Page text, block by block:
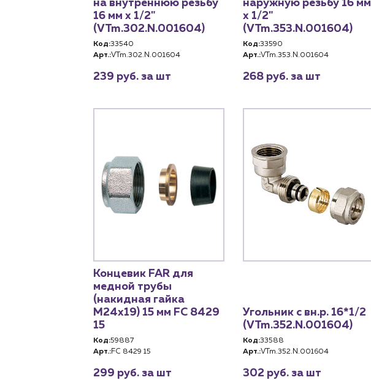
на внутреннюю резьбу
16 мм х 1/2"
(VTm.302.N.001604)
Код:33540
Арт.:VTm.302.N.001604
239 руб. за шт
наружную резьбу 16 мм
х 1/2"
(VTm.353.N.001604)
Код:33590
Арт.:VTm.353.N.001604
268 руб. за шт
Концевик FAR для
медной трубы
(накидная гайка
M24x19) 15 мм FC 8429
15
Код:59887
Арт.:FC 8429 15
299 руб. за шт
Угольник с вн.р. 16*1/2
(VTm.352.N.001604)
Код:33588
Арт.:VTm.352.N.001604
302 руб. за шт